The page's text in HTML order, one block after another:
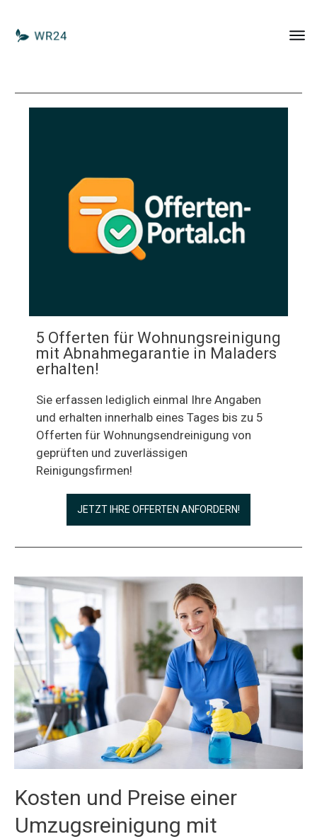
5 Offerten für Wohnungsreinigung
mit Abnahmegarantie in Maladers
erhalten!
Sie erfassen lediglich einmal Ihre Angaben
und erhalten innerhalb eines Tages bis zu 5
Offerten für Wohnungsendreinigung von
geprüften und zuverlässigen
Reinigungsfirmen!
JETZT IHRE OFFERTEN ANFORDERN!
Kosten und Preise einer
Umzugsreinigung mit